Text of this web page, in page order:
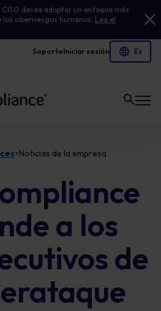
CISO desea adoptar un enfoque más
ciberriesgos humanos. Lea el
SoporteIniciar sesión
>Noticias de la empresa
a los
de